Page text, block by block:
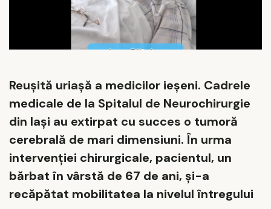
Reușită uriașă a medicilor ieșeni. Cadrele
medicale de la Spitalul de Neurochirurgie
din Iași au extirpat cu succes o tumoră
cerebrală de mari dimensiuni. În urma
intervenției chirurgicale, pacientul, un
bărbat în vârstă de 67 de ani, și-a
recăpătat mobilitatea la nivelul întregului